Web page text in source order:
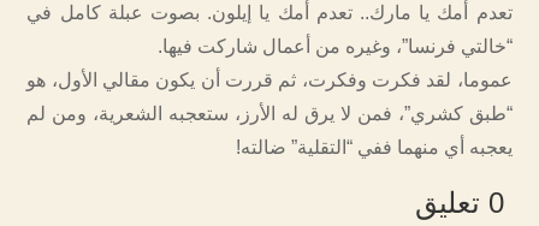
تعدم أمك يا مارك.. تعدم أمك يا إيلون. بصوت عبلة كامل في
“خالتي فرنسا”، وغيره من أعمال شاركت فيها.
عموما، لقد فكرت وفكرت، ثم قررت أن يكون مقالي الأول، هو
“طبق كشري”، فمن لا يرق له الأرز، ستعجبه الشعرية، ومن لم
يعجبه أي منهما ففي “التقلية” ضالته!
0 تعليق